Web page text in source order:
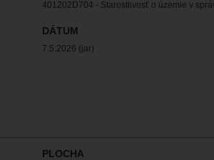
401202D704 - Starostlivosť o územie v
DÁTUM
7.5.2026 (jar)
PLOCHA